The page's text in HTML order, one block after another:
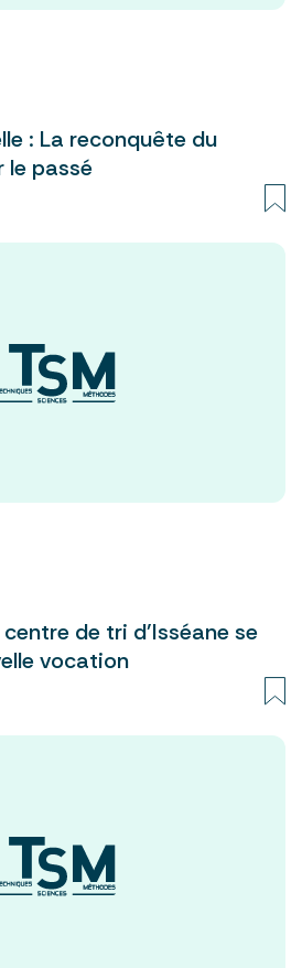
: La reconquête du
le passé
de tri d'Isséane se
vocation